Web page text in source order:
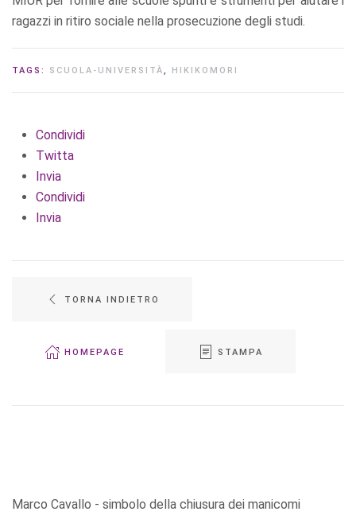
ragazzi in ritiro sociale nella prosecuzione degli studi.
TAGS: SCUOLA-UNIVERSITÀ, HIKIKOMORI
Condividi
Twitta
Invia
Condividi
Invia
TORNA INDIETRO
HOMEPAGE STAMPA
Marco Cavallo - simbolo della chiusura dei manicomi